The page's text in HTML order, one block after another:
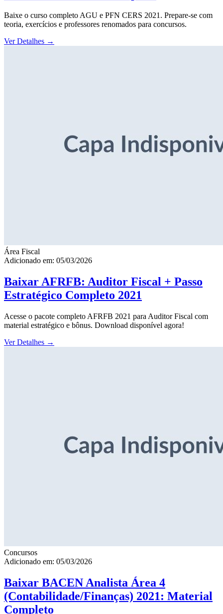
Baixe o curso completo AGU e PFN CERS 2021. Prepare-se com
teoria, exercícios e professores renomados para concursos.
Ver Detalhes →
Área Fiscal
Adicionado em: 05/03/2026
Baixar AFRFB: Auditor Fiscal + Passo
Estratégico Completo 2021
Acesse o pacote completo AFRFB 2021 para Auditor Fiscal com
material estratégico e bônus. Download disponível agora!
Ver Detalhes →
Concursos
Adicionado em: 05/03/2026
Baixar BACEN Analista Área 4
(Contabilidade/Finanças) 2021: Material
Completo